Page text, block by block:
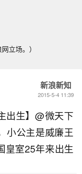
立场。）
新浪新知
2015-5-4 11:39
出生】@微天下
小公主是威廉王
皇室25年来出生